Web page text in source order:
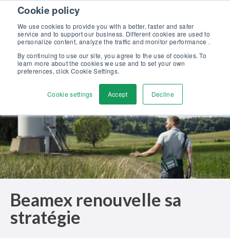
Cookie policy
We use cookies to provide you with a better, faster and safer
service and to support our business. Different cookies are used to
personalize content, analyze the traffic and monitor performance .
By continuing to use our site, you agree to the use of cookies. To
learn more about the cookies we use and to set your own
preferences, click Cookie Settings.
Cookie settings Accept Decline
Skip to content
Maîtrisez l’étalonnage en pression : formation complète, 100%
gratuite et certifiante ! >>
Contactez-nous
Beamex renouvelle sa
stratégie